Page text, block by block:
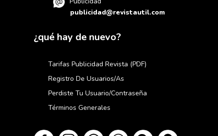
publicidad@revistautil.com
¿qué hay de nuevo?
Tarifas Publicidad Revista (PDF)
Registro De Usuarios/as
Perdiste Tu Usuario/contraseña
Términos Generales